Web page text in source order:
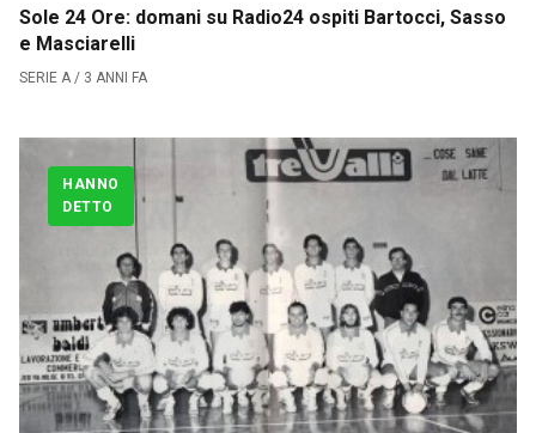
La Redazione
Sole 24 Ore: domani su Radio24 ospiti Bartocci, Sasso
e Masciarelli
SERIE A / 3 ANNI FA
HANNO
DETTO